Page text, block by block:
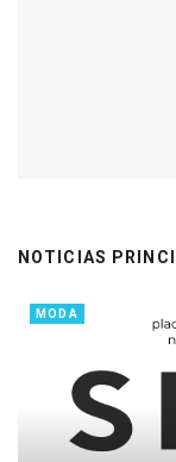
NOTICIAS
MODA